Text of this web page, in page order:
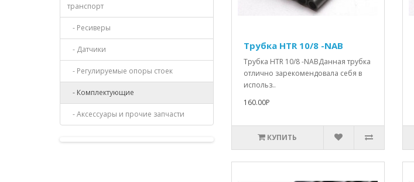
транспорт
- Ресиверы
- Датчики
- Регулируемые опоры стоек
- Комплектующие
- Аксессуары и прочие запчасти
Трубка HTR 10/8 -NAB
Трубка HTR 10/8 -NABДанная трубка
отлично зарекомендовала себя в
использ..
160.00Р
КУПИТЬ